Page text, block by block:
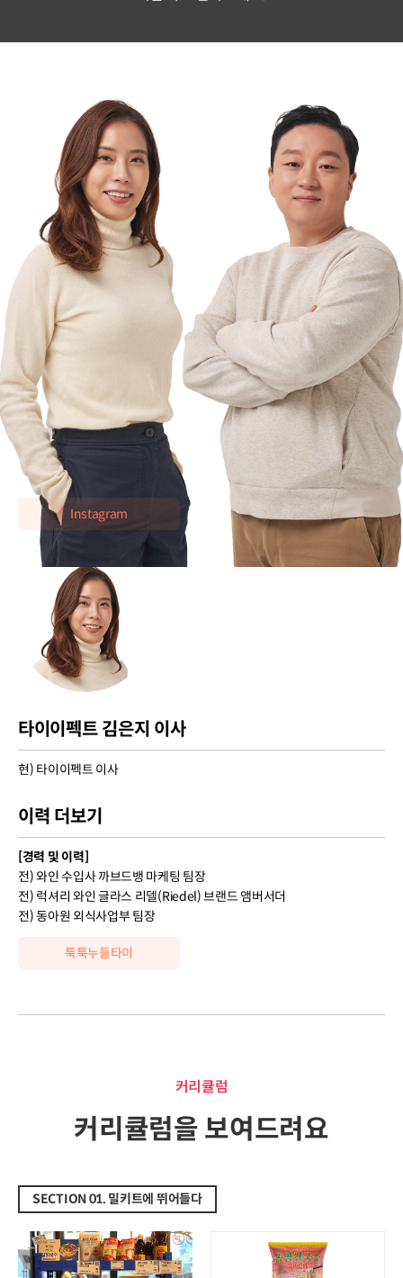
타이이펙트 임동혁 대표
현) 타이이펙트 Founder / CEO
이력 더보기
[언론 출연]
올리브TV 수요미식회 출연
KBS 장사의 신: 골목의 혁신가들 출연
KBS 편스토랑 출연
운영 매장 중 2개 업장 미쉐린 서울 빕구르망 선정
Instagram
타이이펙트 김은지 이사
현) 타이이펙트 이사
이력 더보기
[경력 및 이력]
전) 와인 수입사 까브드뱅 마케팅 팀장
전) 럭셔리 와인 글라스 리델(Riedel) 브랜드 앰버서더
전) 동아원 외식사업부 팀장
툭툭누들타이
커리큘럼
커리큘럼을 보여드려요
SECTION 01. 밀키트에 뛰어들다